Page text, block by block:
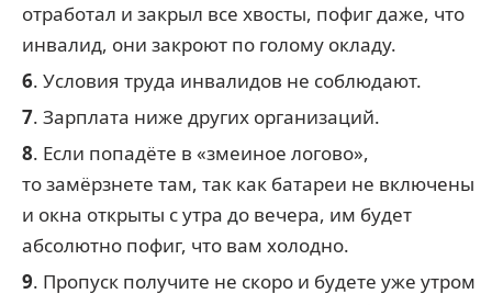
отработал и закрыл все хвосты, пофиг даже, что
инвалид, они закроют по голому окладу.
6. Условия труда инвалидов не соблюдают.
7. Зарплата ниже других организаций.
8. Если попадёте в «змеиное логово»,
то замёрзнете там, так как батареи не включены
и окна открыты с утра до вечера, им будет
абсолютно пофиг, что вам холодно.
9. Пропуск получите не скоро и будете уже утром